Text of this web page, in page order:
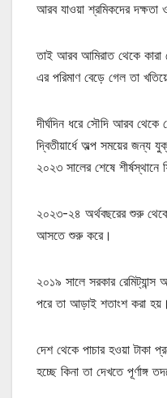
আরব যাওয়া শ্রমিকদের
তাই আরব আমিরাত থেকে কারা
এর পরিমাণ বেড়ে গেল তা
দীর্ঘদিন ধরে সৌদি আরব থেকে
দ্বিতীয়ার্ধে অল্প সময়ের জন্য
২০২৩ সালের শেষে
২০২৩-২৪ অর্থবছরের শুরু
আসতে শুরু করে।
২০১৯ সালে সরকার
পরে তা আড়াই শতাংশ করা হয়।
দেশ থেকে পাচার হওয়া টাকা
হচ্ছে কিনা তা দেখতে পূর্ণাঙ্গ